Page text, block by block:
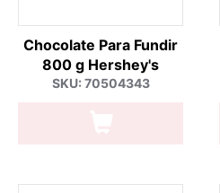
Chocolate Para Fundir
800 g Hershey's
SKU: 70504343